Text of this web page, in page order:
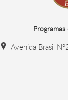
Avenida Brasil